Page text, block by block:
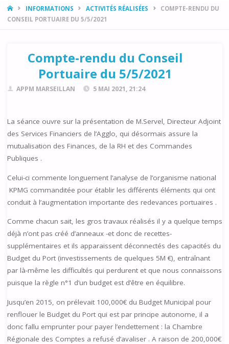
HOMEINFORMATIONS ACTIVITÉS RÉALISÉES
COMPTE-RENDU DU
CONSEIL PORTUAIRE DU 5/5/2021
Compte-rendu du Conseil
Portuaire du 5/5/2021
APPM MARSEILLAN 5 MAI 2021, 21:24
La séance ouvre sur la présentation de M.Servel, Directeur Adjoint
des Services Financiers de l’Agglo, qui désormais assure la
mutualisation des Finances, de la RH et des Commandes
Publiques .
Celui-ci commente longuement l’analyse de l’organisme national
KPMG commanditée pour établir les différents éléments qui ont
conduit à l’augmentation importante des redevances portuaires .
Comme chacun sait, les gros travaux réalisés il y a quelque temps
déjà n’ont pas créé d’anneaux -et donc de recettes-
supplémentaires et ils apparaissent déconnectés des capacités du
Budget du Port (investissements de quelques 5M €), entraînant
par là-même les difficultés qui perdurent et que nous connaissons
puisque la règle n°1 d’un budget est d’être en équilibre.
Jusqu’en 2015, on prélevait 100,000€ du Budget Municipal pour
renflouer le Budget du Port qui est par principe autonome, il a
donc fallu emprunter pour payer l’endettement : la Chambre
Régionale des Comptes a refusé d’avaliser . A raison de 200,000€